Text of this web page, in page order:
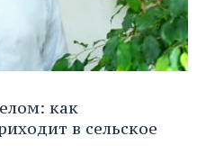
как
в сельское